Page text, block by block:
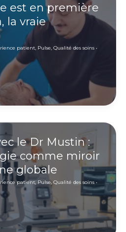
est en première
la vraie
patient, Pulse, Qualité des soins•
le Dr Mustin :
comme miroir
globale
patient, Pulse, Qualité des soins•